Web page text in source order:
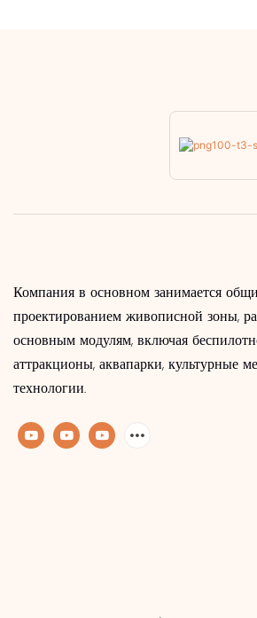
Компания в основном занимается
проектированием живописной зоны,
основным модулям, включая
аттракционы, аквапарки, культурные
технологии.